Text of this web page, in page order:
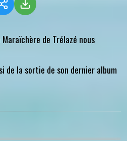
de Trélazé nous
de la sortie de son dernier album